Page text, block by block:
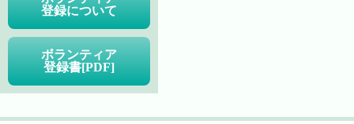
登録について
ボランティア
登録書[PDF]